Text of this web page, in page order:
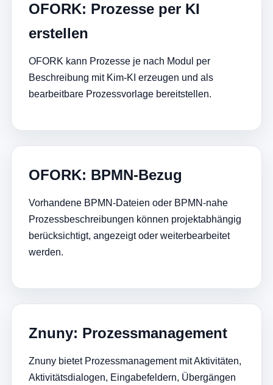
OFORK: Prozesse per KI
erstellen
OFORK kann Prozesse je nach Modul per
Beschreibung mit Kim-KI erzeugen und als
bearbeitbare Prozessvorlage bereitstellen.
OFORK: BPMN-Bezug
Vorhandene BPMN-Dateien oder BPMN-nahe
Prozessbeschreibungen können projektabhängig
berücksichtigt, angezeigt oder weiterbearbeitet
werden.
Znuny: Prozessmanagement
Znuny bietet Prozessmanagement mit Aktivitäten,
Aktivitätsdialogen, Eingabefeldern, Übergängen